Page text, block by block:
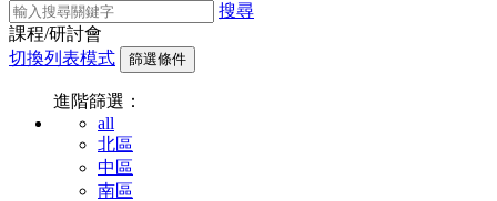
搜尋
課程/研討會
切換列表模式
篩選條件
進階篩選：
all
北區
中區
南區